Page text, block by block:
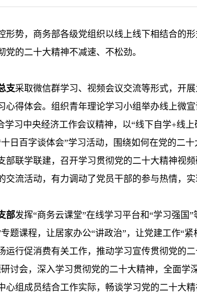
形势，商务部各级党组织以线上线下相结合的
的二十大精神不减速、不松劲。
支采取微信群学习、视频会议交流等形式，开
得体会。组织青年理论学习小组举办线上微
习中央经济工作会议精神，以“线下自学+线
日百字谈体会”学习活动，围绕如何在党的二
部联学联建，召开学习贯彻党的二十大精神视
流活动，有力调动了党员干部的参与热情，
部发挥“商务云课堂”在线学习平台和“学习强国
题课程，让居家办公“讲政治”，让党建工作“紧
运行促消费有关工作，推动学习宣传贯彻党的二
讨会，深入学习贯彻党的二十大精神，全面学
心组成员结合工作实际，畅谈学习党的二十大